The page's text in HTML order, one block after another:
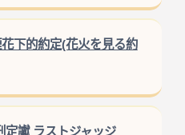
下的約定(花火を見る約
定讞 ラストジャッジ